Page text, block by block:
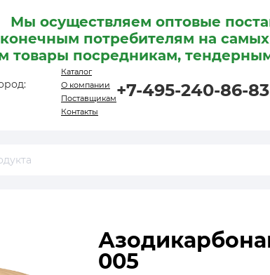
Мы осуществляем оптовые
потребителям на
товары посредникам,
Каталог
О компании
Поставщикам
Контакты
+7-495-240-86-83
005